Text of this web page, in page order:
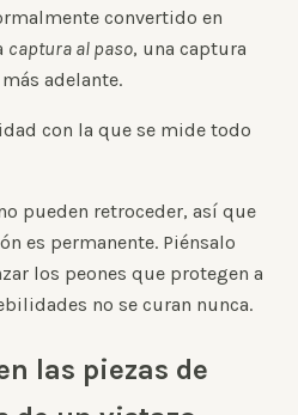
convertido en
captura al paso, una captura
adelante.
con la que se mide todo
pueden retroceder, así que
es permanente. Piénsalo
los peones que protegen a
no se curan nunca.
las piezas de